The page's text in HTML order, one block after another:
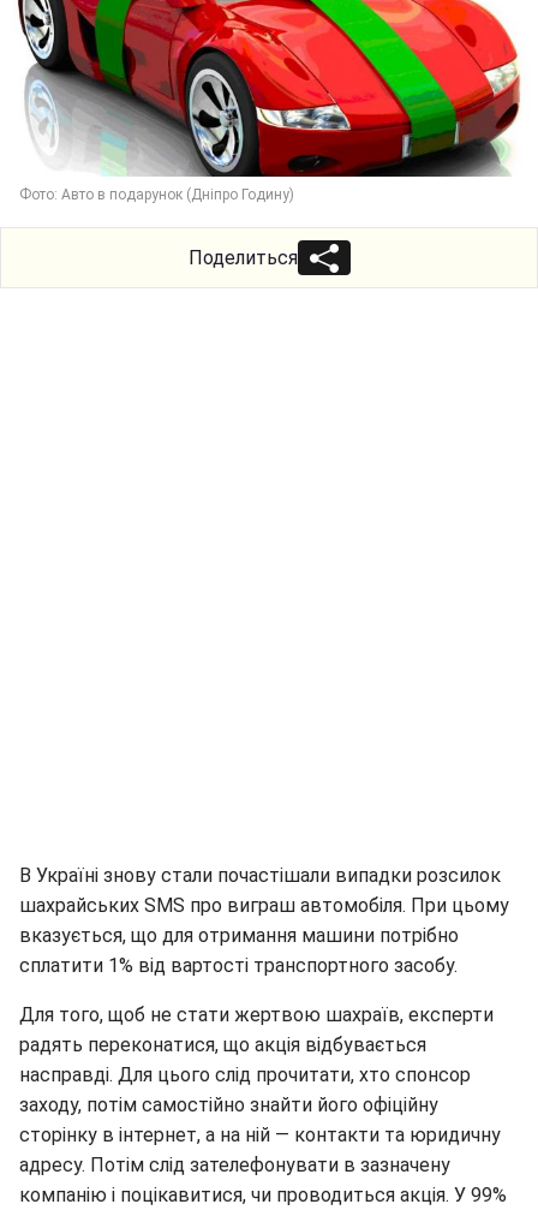
Фото: Авто в подарунок (Дніпро Годину)
Поделиться
В Україні знову стали почастішали випадки розсилок
шахрайських SMS про виграш автомобіля. При цьому
вказується, що для отримання машини потрібно
сплатити 1% від вартості транспортного засобу.
Для того, щоб не стати жертвою шахраїв, експерти
радять переконатися, що акція відбувається
насправді. Для цього слід прочитати, хто спонсор
заходу, потім самостійно знайти його офіційну
сторінку в інтернет, а на ній — контакти та юридичну
адресу. Потім слід зателефонувати в зазначену
компанію і поцікавитися, чи проводиться акція. У 99%